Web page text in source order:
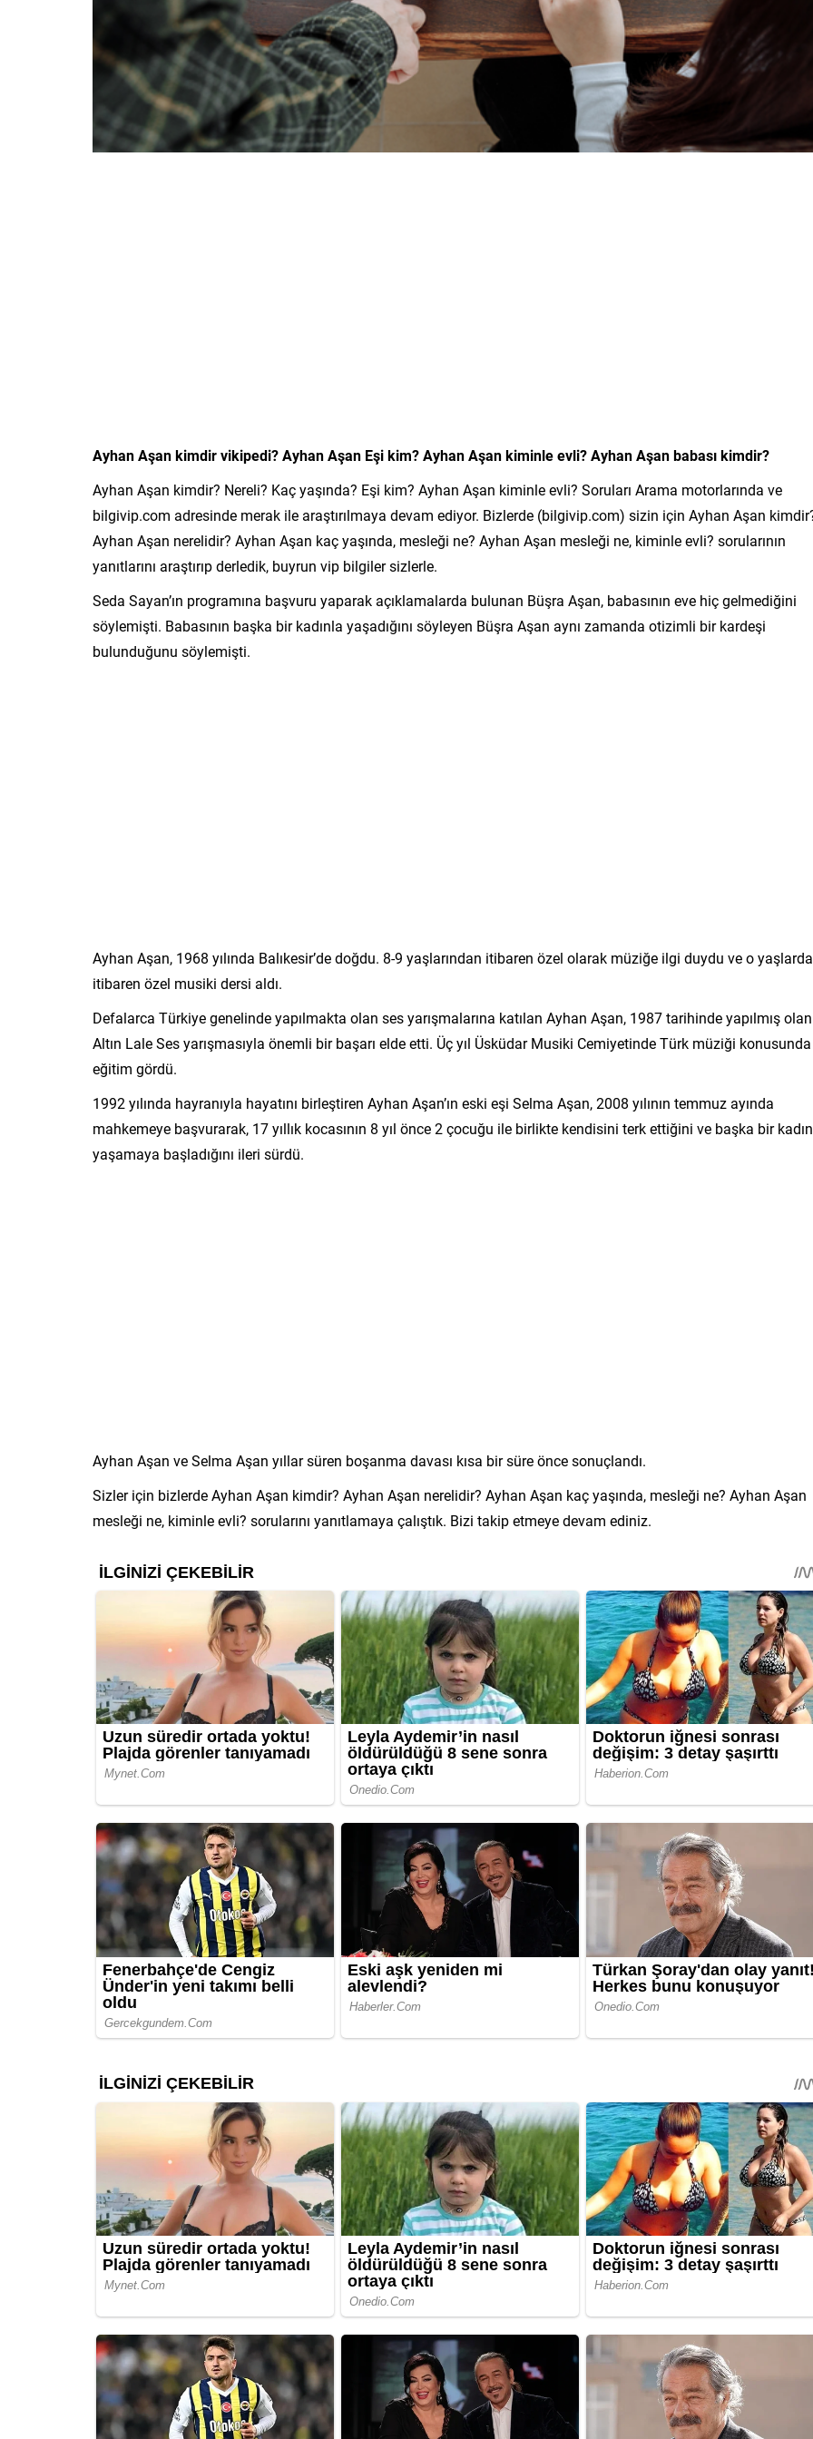
Ayhan Aşan kimdir vikipedi? Ayhan Aşan Eşi kim? Ayhan Aşan kiminle evli? Ayhan Aşan babası kimdir?
Ayhan Aşan kimdir? Nereli? Kaç yaşında? Eşi kim? Ayhan Aşan kiminle evli? Soruları Arama motorlarında ve
bilgivip.com adresinde merak ile araştırılmaya devam ediyor. Bizlerde (bilgivip.com) sizin için Ayhan Aşan
Ayhan Aşan nerelidir? Ayhan Aşan kaç yaşında, mesleği ne? Ayhan Aşan mesleği ne, kiminle evli? sorularının
yanıtlarını araştırıp derledik, buyrun vip bilgiler sizlerle.
Seda Sayan’ın programına başvuru yaparak açıklamalarda bulunan Büşra Aşan, babasının eve hiç gelmediğini
söylemişti. Babasının başka bir kadınla yaşadığını söyleyen Büşra Aşan aynı zamanda otizimli bir kardeşi
bulunduğunu söylemişti.
Ayhan Aşan, 1968 yılında Balıkesir’de doğdu. 8-9 yaşlarından itibaren özel olarak müziğe ilgi duydu ve o
itibaren özel musiki dersi aldı.
Defalarca Türkiye genelinde yapılmakta olan ses yarışmalarına katılan Ayhan Aşan, 1987 tarihinde yapılmış olan
Altın Lale Ses yarışmasıyla önemli bir başarı elde etti. Üç yıl Üsküdar Musiki Cemiyetinde Türk müziği konusunda
eğitim gördü.
1992 yılında hayranıyla hayatını birleştiren Ayhan Aşan’ın eski eşi Selma Aşan, 2008 yılının temmuz ayında
mahkemeye başvurarak, 17 yıllık kocasının 8 yıl önce 2 çocuğu ile birlikte kendisini terk ettiğini ve başka bir
yaşamaya başladığını ileri sürdü.
Ayhan Aşan ve Selma Aşan yıllar süren boşanma davası kısa bir süre önce sonuçlandı.
Sizler için bizlerde Ayhan Aşan kimdir? Ayhan Aşan nerelidir? Ayhan Aşan kaç yaşında, mesleği ne? Ayhan Aşan
mesleği ne, kiminle evli? sorularını yanıtlamaya çalıştık. Bizi takip etmeye devam ediniz.